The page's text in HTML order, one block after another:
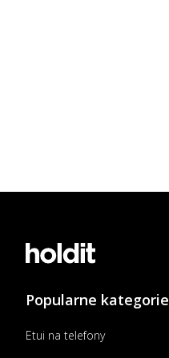
Popularne kategorie
Etui na telefony